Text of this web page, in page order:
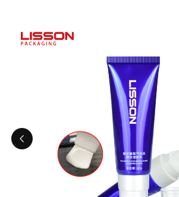
日本語
한국의
ไทย
Tiếng việt
中文